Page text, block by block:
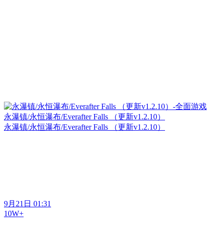
永瀑镇/永恒瀑布/Everafter Falls （更新v1.2.10）
永瀑镇/永恒瀑布/Everafter Falls （更新v1.2.10）
9月21日 01:31
10W+